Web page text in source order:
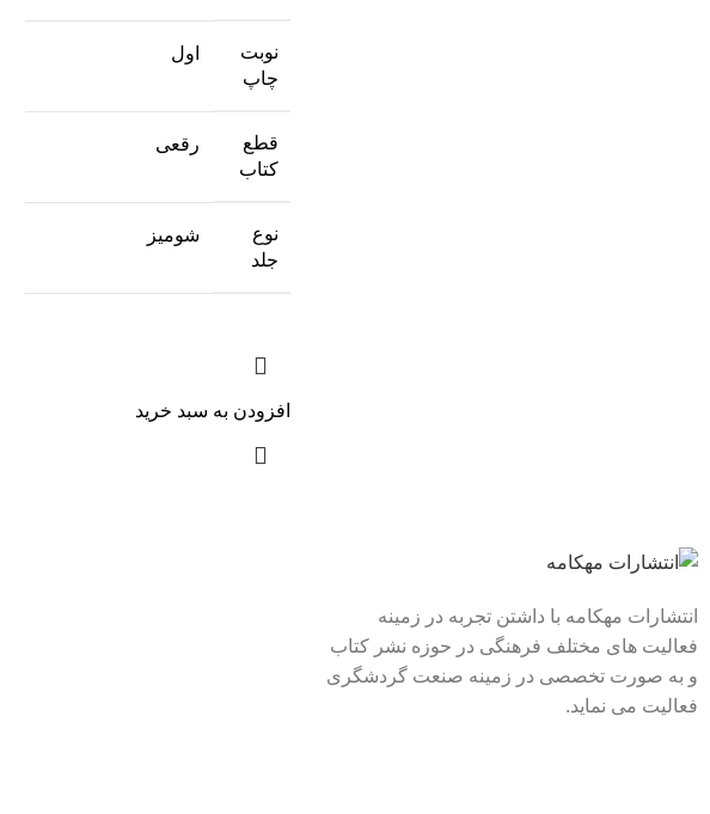
نوبت
چاپ
اول
قطع
کتاب
رقعی
نوع
جلد
شومیز
افزودن به سبد خرید
انتشارات مهکامه با داشتن تجربه در زمینه
فعالیت های مختلف فرهنگی در حوزه نشر کتاب
و به صورت تخصصی در زمینه صنعت گردشگری
فعالیت می نماید.